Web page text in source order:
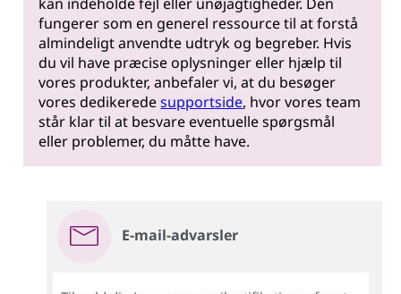
fungerer som en generel ressource til at forstå
almindeligt anvendte udtryk og begreber. Hvis
du vil have præcise oplysninger eller hjælp til
vores produkter, anbefaler vi, at du besøger
vores dedikeredesupportside, hvor vores team
står klar til at besvare eventuelle spørgsmål
eller problemer, du måtte have.
E-mail-advarsler